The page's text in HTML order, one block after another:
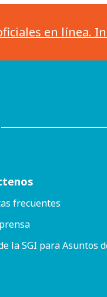
en línea.
frecuentes
la SGI para Asuntos